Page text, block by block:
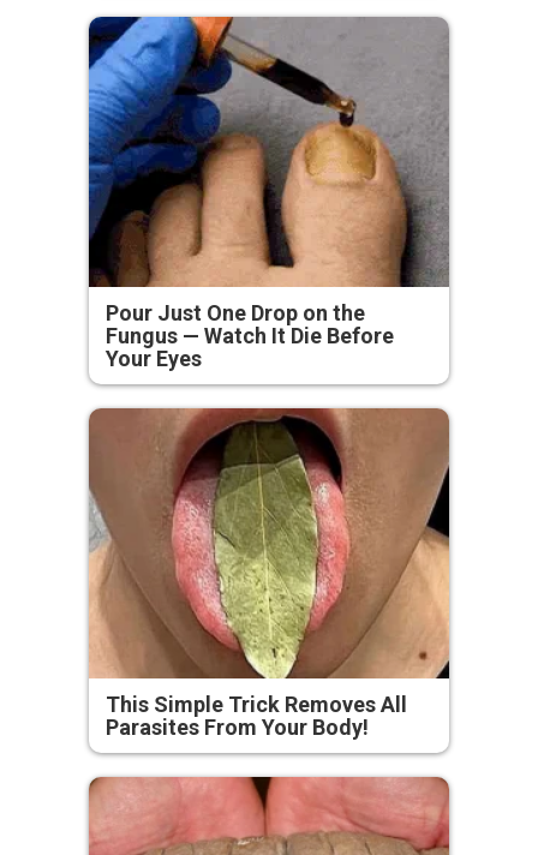
Pour Just One Drop on the
Fungus — Watch It Die Before
Your Eyes
This Simple Trick Removes All
Parasites From Your Body!